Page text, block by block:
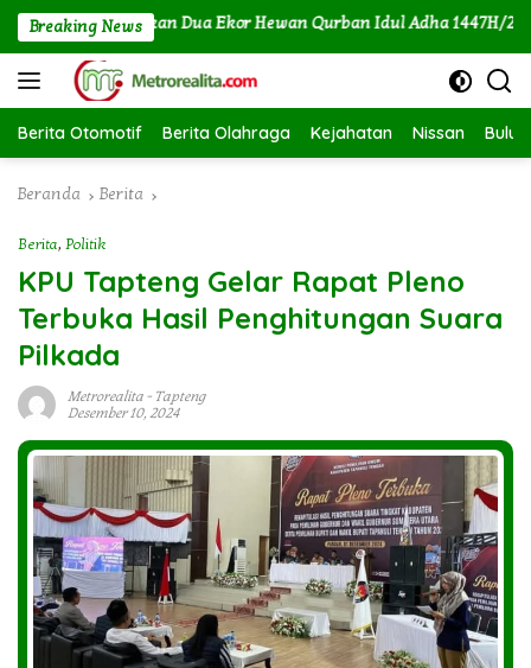
Langsung
Breaking News
Serahkan Dua Ekor Hewan Qurban Idul Adha 1447H/2026M
Berita Otomotif Berita Olahraga Kejahatan Nissan
Beranda Berita
Berita, Politik
KPU Tapteng Gelar Rapat Pleno
Terbuka Hasil Penghitungan Suara
Pilkada
Metrorealita - Tapteng
Desember 10, 2024